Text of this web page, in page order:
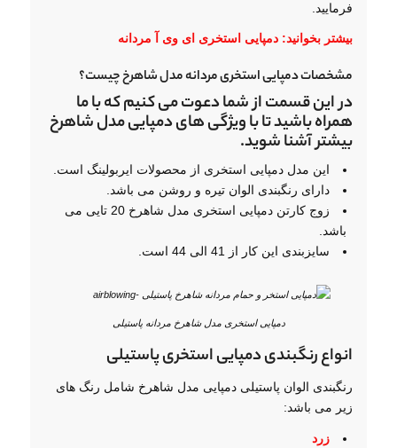
فرمایید.
بیشتر بخوانید: دمپایی استخری ای وی آ مردانه
مشخصات دمپایی استخری مردانه مدل شاهرخ چیست؟
در این قسمت از شما دعوت می کنیم که با ما
همراه باشید تا با ویژگی های دمپایی مدل شاهرخ
بیشتر آشنا شوید.
این مدل دمپایی استخری از محصولات ایربولینگ است.
دارای رنگبندی الوان تیره و روشن می باشد.
زوج کارتن دمپایی استخری مدل شاهرخ 20 تایی می
باشد.
سایزبندی این کار از 41 الی 44 است.
دمپایی استخری مدل شاهرخ مردانه پاستیلی
انواع رنگبندی دمپایی استخری پاستیلی
رنگبندی الوان پاستیلی دمپایی مدل شاهرخ شامل رنگ های
زیر می باشد:
زرد